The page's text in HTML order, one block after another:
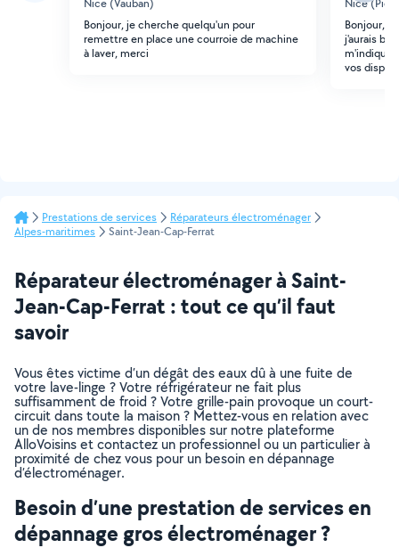
Nice (Vauban)
Bonjour, je cherche quelqu'un pour
remettre en place une courroie de machine
à laver, merci
Nice
Bonjour,
j'aurais
vos dispo
Prestations de services
Réparateurs électroménager
Alpes-maritimes
Saint-Jean-Cap-Ferrat
Réparateur électroménager à Saint-
Jean-Cap-Ferrat : tout ce qu’il faut
savoir
Vous êtes victime d’un dégât des eaux dû à une fuite de
votre lave-linge ? Votre réfrigérateur ne fait plus
suffisamment de froid ? Votre grille-pain provoque un court-
circuit dans toute la maison ? Mettez-vous en relation avec
un de nos membres disponibles sur notre plateforme
AlloVoisins et contactez un professionnel ou un particulier à
proximité de chez vous pour un besoin en dépannage
d’électroménager.
Besoin d’une prestation de services en
dépannage gros électroménager ?